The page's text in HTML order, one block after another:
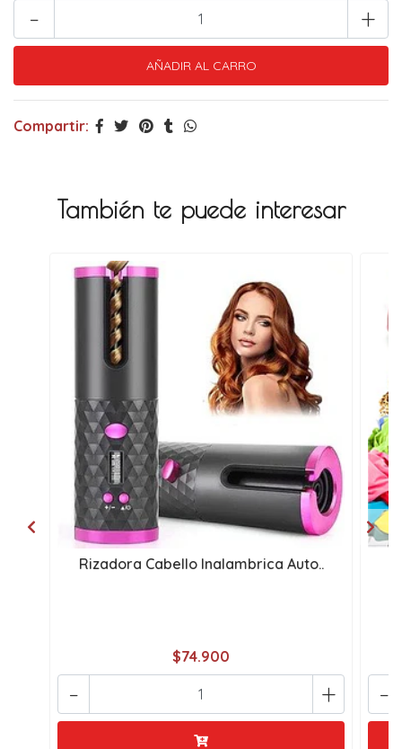
+
-
Compartir:
También te puede interesar
Rizadora Cabello Inalambrica Auto..
$74.900
+
- -